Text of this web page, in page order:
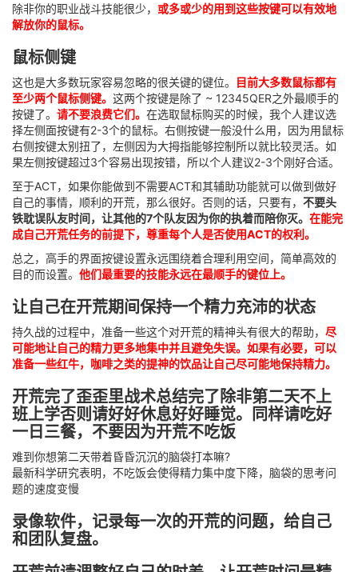
除非你的职业战斗技能很少， 或多或少的用到这些按键可以有效地
解放你的鼠标。
鼠标侧键
这也是大多数玩家容易忽略的很关键的键位。
目前大多数鼠标都有
至少两个鼠标侧键。 这两个按键是除了 ~ 12345QER之外最顺手的
按键了。 请不要浪费它们。 在选取鼠标购买的时候，我个人建议选
择左侧面按键有2-3个的鼠标。右侧按键一般没什么用，因为用鼠标
右侧按键太别扭了，左侧因为大拇指能够控制所以就比较灵活。如
果左侧按键超过3个容易出现按错，所以个人建议2-3个刚好合适。
至于ACT，如果你能做到不需要ACT和其辅助功能就可以做到做好
自己的事情，顺利的开荒，那么很好。否则的话，只要有， 不要头
铁耽误队友时间，让其他的7个队友因为你的执着而陪你灭。 在能完
成自己开荒任务的前提下，尊重每个人是否使用ACT的权利。
总之，高手的界面按键设置永远围绕着合理利用空间，简单高效的
目的而设置。 他们最重要的技能永远在最顺手的键位上。
让自己在开荒期间保持一个精力充沛的状态
持久战的过程中，准备一些这个对开荒的精神头有很大的帮助， 尽
可能地让自己的精力更多地集中并且避免失误。如果有必要，可以
准备一些红牛，咖啡之类的提神的饮品让自己尽可能地保持精力。
开荒完了歪歪里战术总结完了除非第二天不上
班上学否则请好好休息好好睡觉。同样请吃好
一日三餐，不要因为开荒不吃饭
难到你想第二天带着昏昏沉沉的脑袋打本嘛?
最新科学研究表明，不吃饭会使得精力集中度下降，脑袋的思考问
题的速度变慢
录像软件，记录每一次的开荒的问题，给自己
和团队复盘。